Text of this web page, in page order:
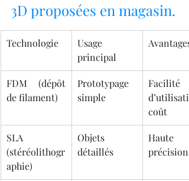
3D proposées en magasin.
Technologie
Usage
principal
Avantages
FDM (dépôt
de filament)
Prototypage
simple
Facilité
coût
SLA
(stéréolithogr
aphie)
Objets
détaillés
Haute
précision